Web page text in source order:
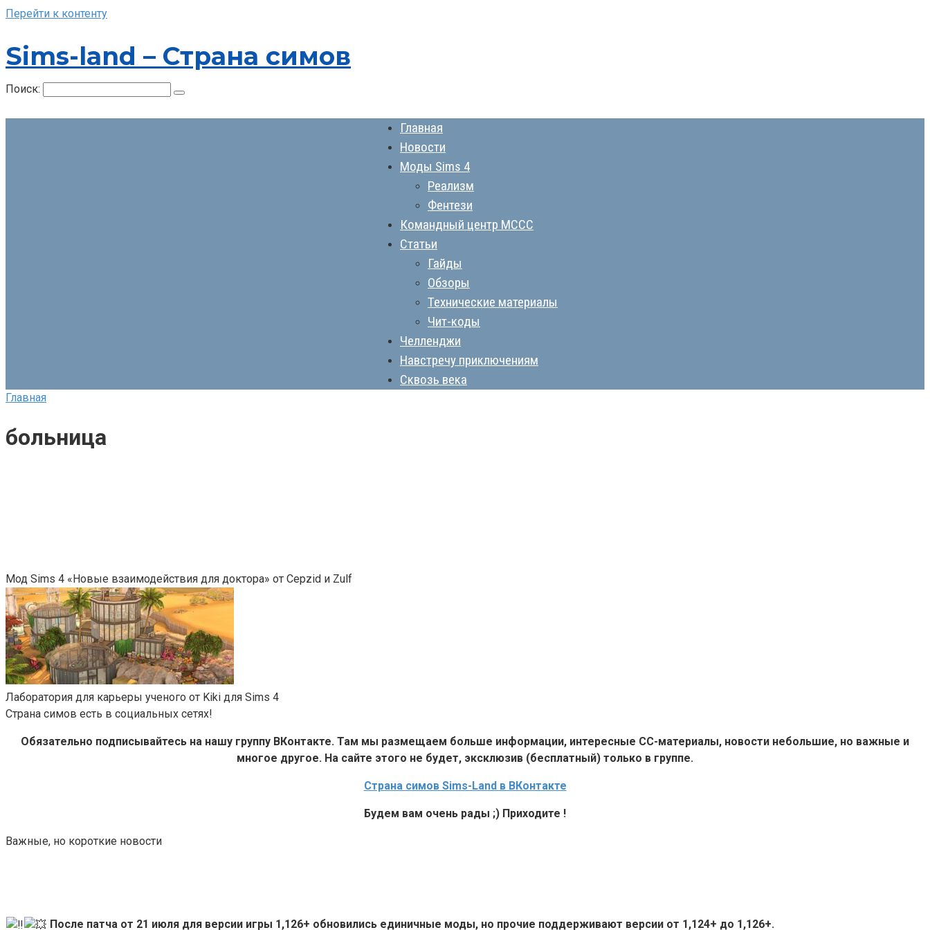
Перейти к контенту
Sims-land – Страна симов
Поиск:
Главная
Новости
Моды Sims 4
Реализм
Фентези
Командный центр MCCC
Статьи
Гайды
Обзоры
Технические материалы
Чит-коды
Челленджи
Навстречу приключениям
Сквозь века
Главная
больница
Мод Sims 4 «Новые взаимодействия для доктора» от Cepzid и Zulf
Лаборатория для карьеры ученого от Kiki для Sims 4
Страна симов есть в социальных сетях!
Обязательно подписывайтесь на нашу группу ВКонтакте. Там мы размещаем больше информации, интересные СС-материалы, новости небольшие, но важные и
многое другое. На сайте этого не будет, эксклюзив (бесплатный) только в группе.
Страна симов Sims-Land в ВКонтакте
Будем вам очень рады ;) Приходите !
Важные, но короткие новости
После патча от 21 июля для версии игры 1,126+ обновились единичные моды, но прочие поддерживают версии от 1,124+ до 1,126+.